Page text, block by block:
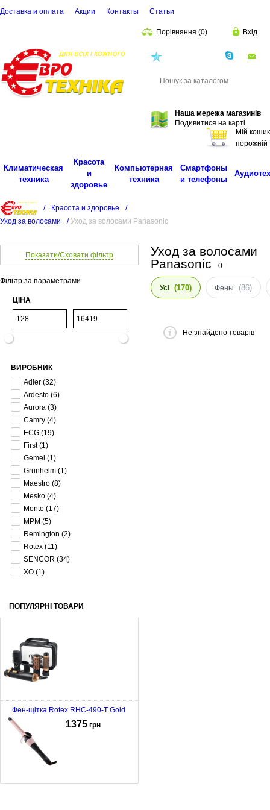
Доставка и оплата Акции Контакты Cтатьи
Порівняння (0) Вхід
Наша мережа магазинів
Подивитися на карті
Мій кошик
порожній
Климатическая
техника
Красота
и
здоровье
Компьютерная
техника
Смартфоны
и телефоны
/ Красота и здоровье
/
Уход за волосами
/ Уход за волосами Panasonic
Показати/Сховати фільтр
Фільтр за параметрами
ЦІНА
ВИРОБНИК
Adler (32)
Ardesto (6)
Aurora (3)
Camry (4)
ECG (19)
First (1)
Gemei (1)
Grunhelm (1)
Maestro (8)
Mesko (4)
Monte (17)
MPM (5)
Remington (2)
Rotex (11)
SENCOR (34)
XO (1)
ПОПУЛЯРНІ ТОВАРИ
Фен-щітка Rotex RHC-490-T Gold
1375 грн
Уход за волосами
Panasonic
0
Усі (170) Фены (86)
Не знайдено товарів